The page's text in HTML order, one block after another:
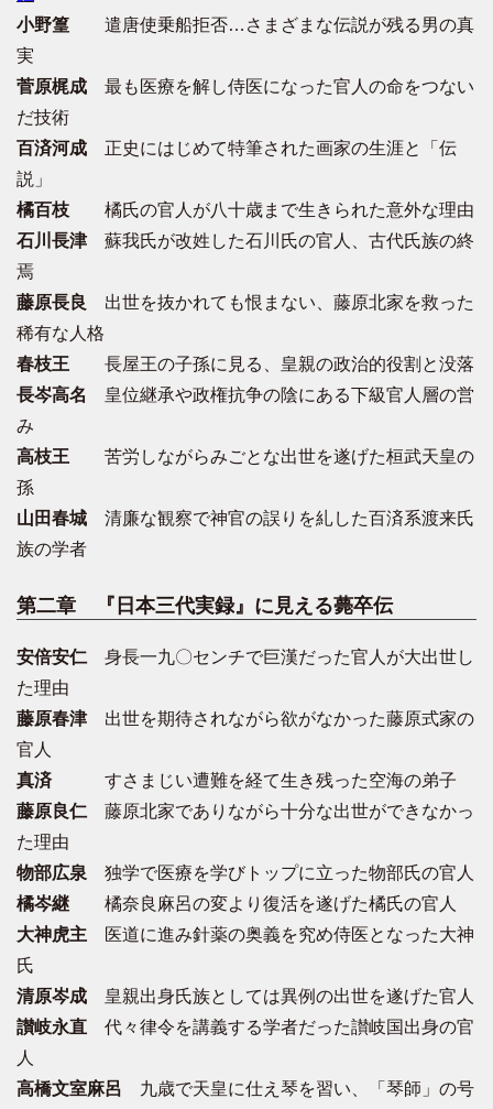
小野篁 遣唐使乗船拒否…さまざまな伝説が残る男の真
実
菅原梶成 最も医療を解し侍医になった官人の命をつない
だ技術
百済河成 正史にはじめて特筆された画家の生涯と「伝
説」
橘百枝 橘氏の官人が八十歳まで生きられた意外な理由
石川長津 蘇我氏が改姓した石川氏の官人、古代氏族の終
焉
藤原長良
出世を抜かれても恨まない、藤原北家を救った
稀有な人格
春枝王 長屋王の子孫に見る、皇親の政治的役割と没落
長岑高名
皇位継承や政権抗争の陰にある下級官人層の営
み
高枝王 苦労しながらみごとな出世を遂げた桓武天皇の
孫
山田春城 清廉な観察で神官の誤りを糺した百済系渡来氏
族の学者
第二章 『日本三代実録』に見える薨卒伝
安倍安仁 身長一九〇センチで巨漢だった官人が大出世し
た理由
藤原春津 出世を期待されながら欲がなかった藤原式家の
官人
真済すさまじい遭難を経て生き残った空海の弟子
藤原良仁 藤原北家でありながら十分な出世ができなかっ
た理由
物部広泉 独学で医療を学びトップに立った物部氏の官人
橘岑継 橘奈良麻呂の変より復活を遂げた橘氏の官人
大神虎主 医道に進み針薬の奥義を究め侍医となった大神
氏
清原岑成 皇親出身氏族としては異例の出世を遂げた官人
讃岐永直 代々律令を講義する学者だった讃岐国出身の官
人
高橋文室麻呂 九歳で天皇に仕え琴を習い、「琴師」の号